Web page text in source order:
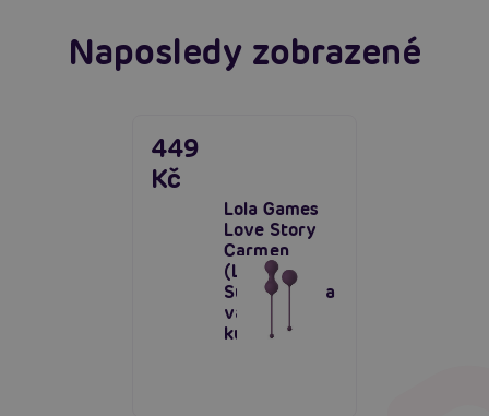
Naposledy zobrazené
Lola Games
Love Story
Carmen
(Lavender
Sunset), sada
vaginálních
kuliček
449
Kč